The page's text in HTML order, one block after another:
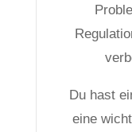
Du hast
eine